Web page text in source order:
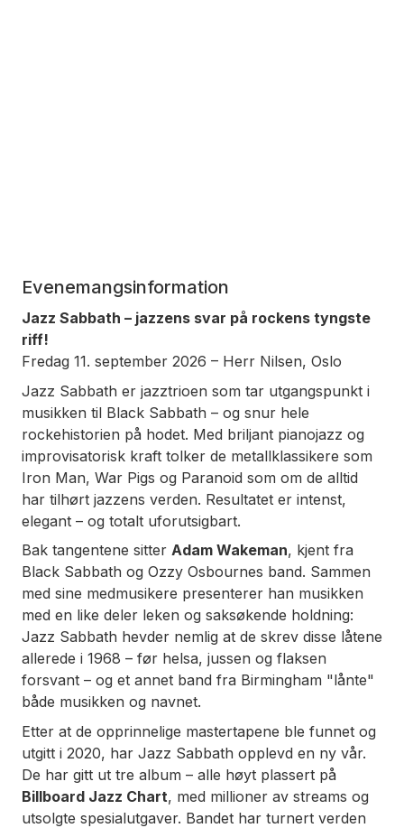
Evenemangsinformation
Jazz Sabbath – jazzens svar på rockens tyngste
riff!
Fredag 11. september 2026 – Herr Nilsen, Oslo
Jazz Sabbath er jazztrioen som tar utgangspunkt i
musikken til Black Sabbath – og snur hele
rockehistorien på hodet. Med briljant pianojazz og
improvisatorisk kraft tolker de metallklassikere som
Iron Man, War Pigs og Paranoid som om de alltid
har tilhørt jazzens verden. Resultatet er intenst,
elegant – og totalt uforutsigbart.
Bak tangentene sitter Adam Wakeman, kjent fra
Black Sabbath og Ozzy Osbournes band. Sammen
med sine medmusikere presenterer han musikken
med en like deler leken og saksøkende holdning:
Jazz Sabbath hevder nemlig at de skrev disse låtene
allerede i 1968 – før helsa, jussen og flaksen
forsvant – og et annet band fra Birmingham "lånte"
både musikken og navnet.
Etter at de opprinnelige mastertapene ble funnet og
utgitt i 2020, har Jazz Sabbath opplevd en ny vår.
De har gitt ut tre album – alle høyt plassert på
Billboard Jazz Chart, med millioner av streams og
utsolgte spesialutgaver. Bandet har turnert verden